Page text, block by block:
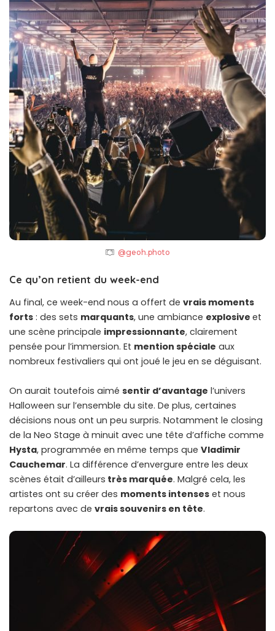
@geoh.photo
Ce qu’on retient du week-end
Au final, ce week-end nous a offert de vrais moments
forts : des sets marquants, une ambiance explosive et
une scène principale impressionnante, clairement
pensée pour l’immersion. Et mention spéciale aux
nombreux festivaliers qui ont joué le jeu en se déguisant.
On aurait toutefois aimé sentir d’avantage l’univers
Halloween sur l’ensemble du site. De plus, certaines
décisions nous ont un peu surpris. Notamment le closing
de la Neo Stage à minuit avec une tête d’affiche comme
Hysta, programmée en même temps que Vladimir
Cauchemar. La différence d’envergure entre les deux
scènes était d’ailleurs très marquée. Malgré cela, les
artistes ont su créer des moments intenses et nous
repartons avec de vrais souvenirs en tête.